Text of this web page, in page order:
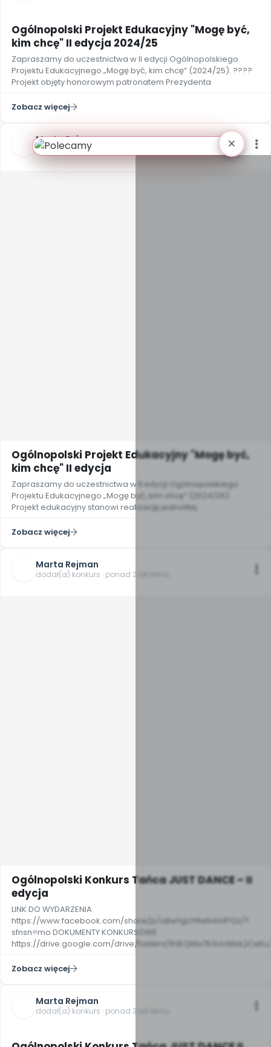
Ogólnopolski Projekt Edukacyjny "Mogę być,
kim chcę" II edycja 2024/25
Zapraszamy do uczestnictwa w II edycji Ogólnopolskiego
Projektu Edukacyjnego „Mogę być, kim chcę” (2024/25). ????
Projekt objęty honorowym patronatem Prezydenta
Zobacz więcej
Marta Rejman
dodał(a) wpis · ponad 2 lat temu
Ogólnopolski Projekt Edukacyjny "Mogę być,
kim chcę" II edycja
Zapraszamy do uczestnictwa w II edycji Ogólnopolskiego
Projektu Edukacyjnego „Mogę być, kim chcę” (2024/25).
Projekt edukacyjny stanowi realizację jednolitej
Zobacz więcej
Marta Rejman
dodał(a) konkurs · ponad 2 lat temu
Ogólnopolski Konkurs Tańca JUST DANCE ~ II
edycja
LINK DO WYDARZENIA
https://www.facebook.com/share/p/oBwYgUYReN4A1PQz/?
sfnsn=mo DOKUMENTY KONKURSOWE
https://drive.google.com/drive/folders/
Zobacz więcej
Marta Rejman
dodał(a) konkurs · ponad 3 lat temu